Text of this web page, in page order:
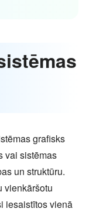
grafisks
vai sistēmas
un struktūru.
vienkāršotu
iesaistītos vienā